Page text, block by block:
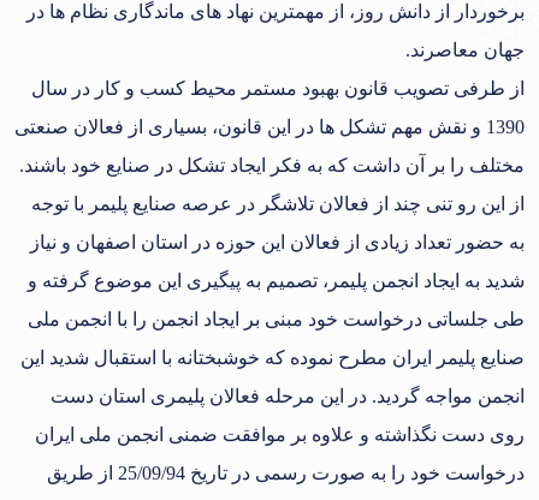
برخوردار از دانش روز، از مهمترین نهاد های ماندگاری نظام ها در
جهان معاصرند.
از طرفی تصویب قانون بهبود مستمر محیط کسب و کار در سال
1390 و نقش مهم تشکل ها در این قانون، بسیاری از فعالان صنعتی
مختلف را بر آن داشت که به فکر ایجاد تشکل در صنایع خود باشند.
از این رو تنی چند از فعالان تلاشگر در عرصه صنایع پلیمر با توجه
به حضور تعداد زیادی از فعالان این حوزه در استان اصفهان و نیاز
شدید به ایجاد انجمن پلیمر، تصمیم به پیگیری این موضوع گرفته و
طی جلساتی درخواست خود مبنی بر ایجاد انجمن را با انجمن ملی
صنایع پلیمر ایران مطرح نموده که خوشبختانه با استقبال شدید این
انجمن مواجه گردید. در این مرحله فعالان پلیمری استان دست
روی دست نگذاشته و علاوه بر موافقت ضمنی انجمن ملی ایران
درخواست خود را به صورت رسمی در تاریخ 25/09/94 از طریق